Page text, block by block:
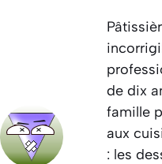
de dix
famille
aux
: les